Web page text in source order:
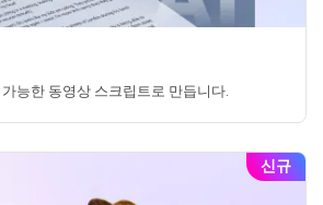
능한 동영상 스크립트로 만듭니다.
신규